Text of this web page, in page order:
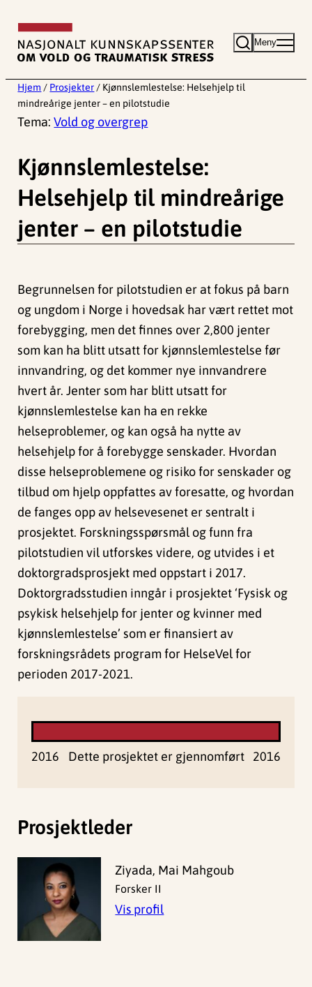
innhold
Meny
Hjem / Prosjekter / Kjønnslemlestelse: Helsehjelp til
mindreårige jenter – en pilotstudie
Tema:Vold og overgrep
Kjønnslemlestelse:
Helsehjelp til mindreårige
jenter – en pilotstudie
Begrunnelsen for pilotstudien er at fokus på barn
og ungdom i Norge i hovedsak har vært rettet mot
forebygging, men det finnes over 2,800 jenter
som kan ha blitt utsatt for kjønnslemlestelse før
innvandring, og det kommer nye innvandrere
hvert år. Jenter som har blitt utsatt for
kjønnslemlestelse kan ha en rekke
helseproblemer, og kan også ha nytte av
helsehjelp for å forebygge senskader. Hvordan
disse helseproblemene og risiko for senskader og
tilbud om hjelp oppfattes av foresatte, og hvordan
de fanges opp av helsevesenet er sentralt i
prosjektet. Forskningsspørsmål og funn fra
pilotstudien vil utforskes videre, og utvides i et
doktorgradsprosjekt med oppstart i 2017.
Doktorgradsstudien inngår i prosjektet ‘Fysisk og
psykisk helsehjelp for jenter og kvinner med
kjønnslemlestelse’ som er finansiert av
forskningsrådets program for HelseVel for
perioden 2017-2021.
2016 Dette prosjektet er gjennomført 2016
Prosjektleder
Ziyada, Mai Mahgoub
Forsker II
Vis profil